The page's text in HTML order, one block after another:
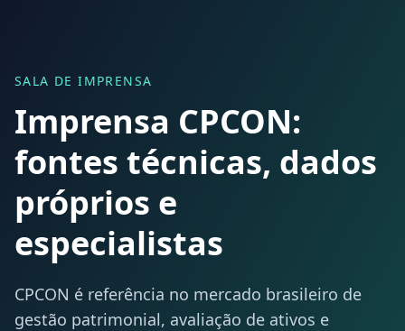
SALA DE IMPRENSA
Imprensa CPCON:
fontes técnicas, dados
próprios e
especialistas
CPCON é referência no mercado brasileiro de
gestão patrimonial, avaliação de ativos e